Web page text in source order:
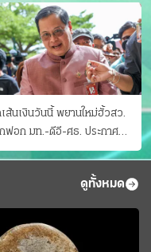
ส้นเงินวันนี้ พยานใหม่ฮั้วสว.
ฟอก มท.-ดีอี-ศธ. ประกาศ
ท้องถิ่น
ดูทั้งหมด